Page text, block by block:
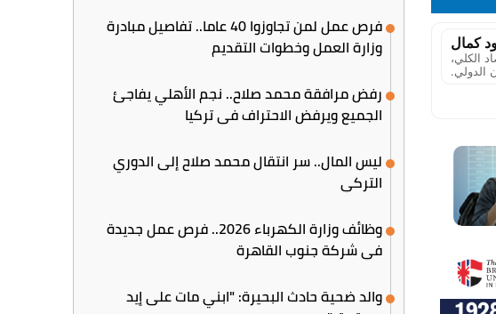
كمال
الكلي،
الدولي.
فرص عمل لمن تجاوزوا 40 عاما.. تفاصيل مبادرة
وزارة العمل وخطوات التقديم
رفض مرافقة محمد صلاح.. نجم الأهلي يفاجئ
الجميع ويرفض الاحتراف في تركيا
ليس المال.. سر انتقال محمد صلاح إلى الدوري
التركي
وظائف وزارة الكهرباء 2026.. فرص عمل جديدة
في شركة جنوب القاهرة
والد ضحية حادث البحيرة: "ابني مات على إيد